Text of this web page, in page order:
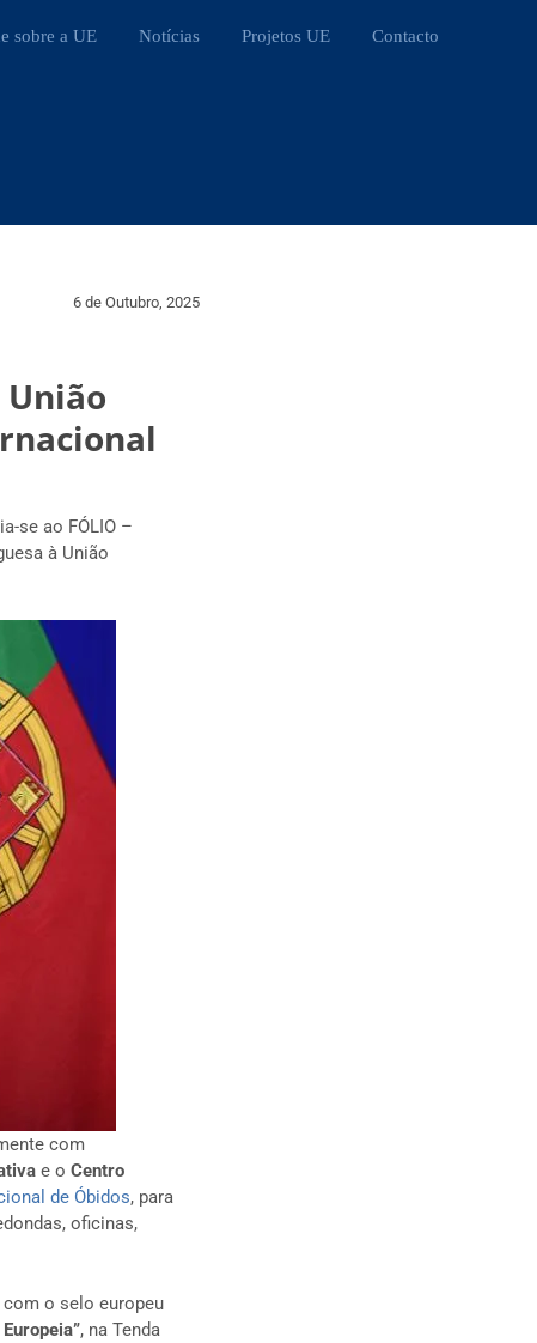
sobre a UE Notícias Projetos UE Contacto
6 de Outubro, 2025
se ao FÓLIO –
à União
com
e o Centro
de Óbidos, para
oficinas,
o selo europeu
, na Tenda